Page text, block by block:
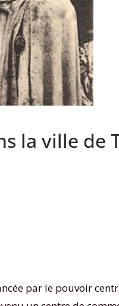
la ville de
par le pouvoir